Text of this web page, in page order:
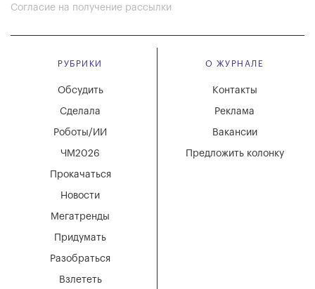
Согласие на получение рассылки
РУБРИКИ
Мегатренды
Придумать
Разобраться
Взлететь
Новости
Обсудить
Сделала
Роботы/ИИ
ЧМ2026
Прокачаться
О ЖУРНАЛЕ
Вакансии
Реклама
Контакты
Предложить колонку